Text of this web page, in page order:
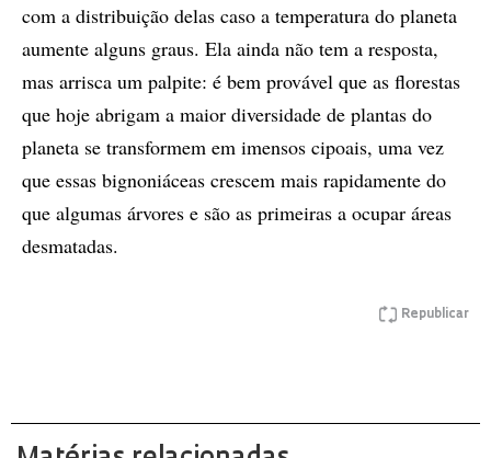
com a distribuição delas caso a temperatura do planeta
aumente alguns graus. Ela ainda não tem a resposta,
mas arrisca um palpite: é bem provável que as florestas
que hoje abrigam a maior diversidade de plantas do
planeta se transformem em imensos cipoais, uma vez
que essas bignoniáceas crescem mais rapidamente do
que algumas árvores e são as primeiras a ocupar áreas
desmatadas.
Republicar